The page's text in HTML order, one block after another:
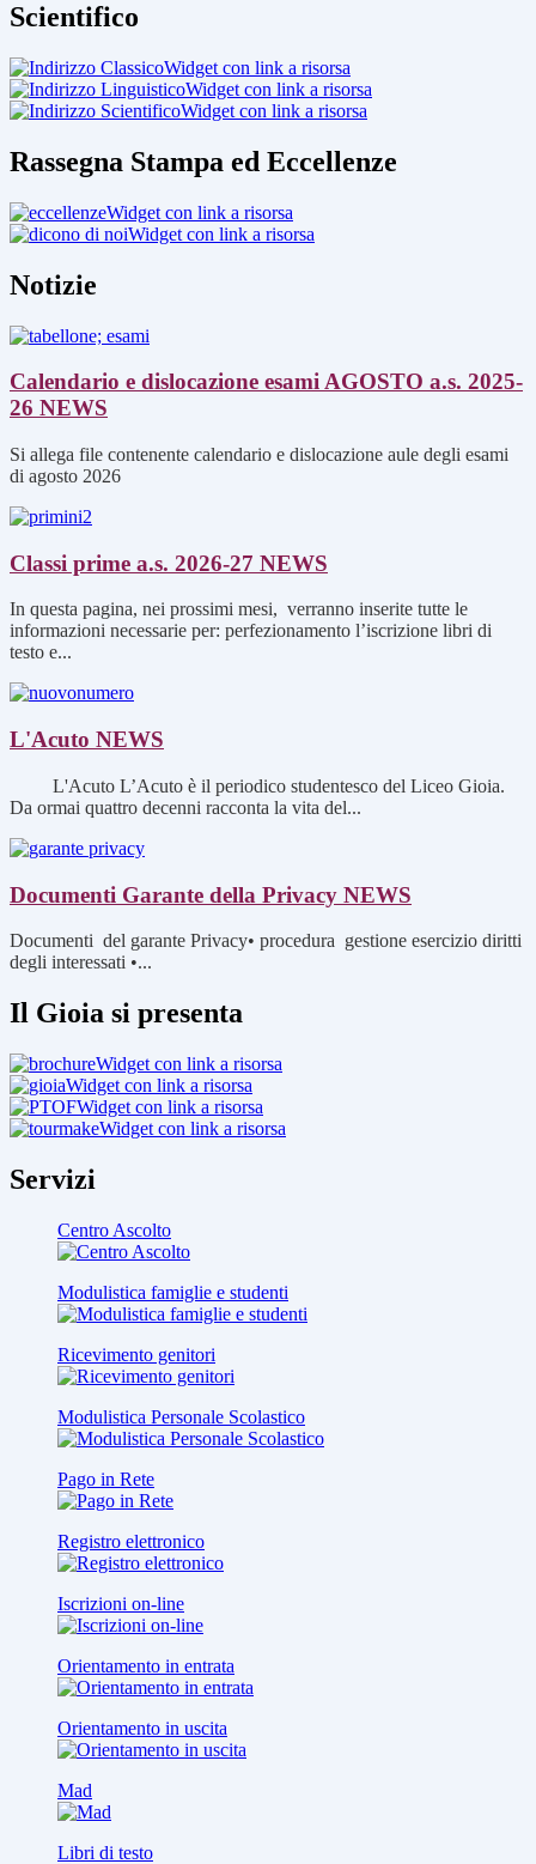
Scientifico
Widget con link a risorsa
Widget con link a risorsa
Widget con link a risorsa
Rassegna Stampa ed Eccellenze
Widget con link a risorsa
Widget con link a risorsa
Notizie
Calendario e dislocazione esami AGOSTO a.s. 2025-
26 NEWS
Si allega file contenente calendario e dislocazione aule degli esami
di agosto 2026
Classi prime a.s. 2026-27 NEWS
In questa pagina, nei prossimi mesi, verranno inserite tutte le
informazioni necessarie per: perfezionamento l’iscrizione libri di
testo e...
L'Acuto NEWS
L'Acuto L’Acuto è il periodico studentesco del Liceo Gioia.
Da ormai quattro decenni racconta la vita del...
Documenti Garante della Privacy NEWS
Documenti del garante Privacy• procedura gestione esercizio diritti
degli interessati •...
Il Gioia si presenta
Widget con link a risorsa
Widget con link a risorsa
Widget con link a risorsa
Widget con link a risorsa
Servizi
Centro Ascolto
Modulistica famiglie e studenti
Ricevimento genitori
Modulistica Personale Scolastico
Pago in Rete
Registro elettronico
Iscrizioni on-line
Orientamento in entrata
Orientamento in uscita
Mad
Libri di testo